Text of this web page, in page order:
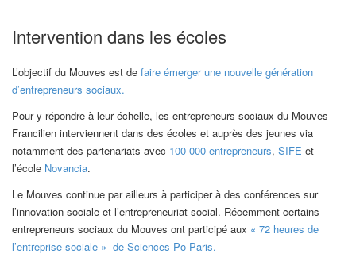
Intervention dans les écoles
L’objectif du Mouves est de faire émerger une nouvelle génération
d’entrepreneurs sociaux.
Pour y répondre à leur échelle, les entrepreneurs sociaux du Mouves
Francilien interviennent dans des écoles et auprès des jeunes via
notamment des partenariats avec 100 000 entrepreneurs, SIFE et
l’école Novancia.
Le Mouves continue par ailleurs à participer à des conférences sur
l’innovation sociale et l’entrepreneuriat social. Récemment certains
entrepreneurs sociaux du Mouves ont participé aux « 72 heures de
l’entreprise sociale » de Sciences-Po Paris.